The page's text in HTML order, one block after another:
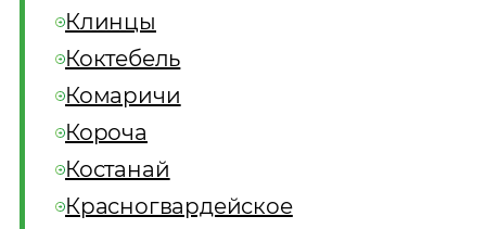
Клинцы
Коктебель
Комаричи
Короча
Костанай
Красногвардейское